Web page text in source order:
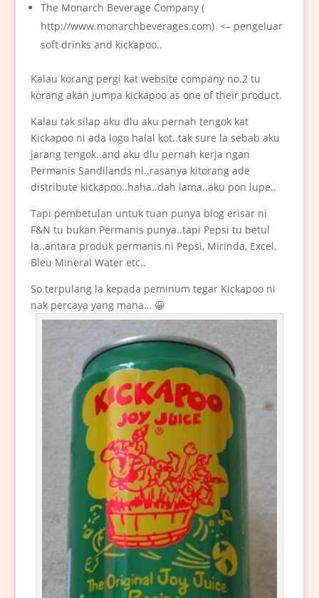
The Monarch Beverage Company (
http://www.monarchbeverages.com) <– pengeluar
soft drinks and kickapoo..
Kalau korang pergi kat website company no.2 tu
korang akan jumpa kickapoo as one of their product.
Kalau tak silap aku dlu aku pernah tengok kat
Kickapoo ni ada logo halal kot..tak sure la sebab aku
jarang tengok..and aku dlu pernah kerja ngan
Permanis Sandilands ni..rasanya kitorang ade
distribute kickapoo..haha..dah lama..aku pon lupe..
Tapi pembetulan untuk tuan punya blog erisar ni
F&N tu bukan Permanis punya..tapi Pepsi tu betul
la..antara produk permanis ni Pepsi, Mirinda, Excel,
Bleu Mineral Water etc..
So terpulang la kepada peminum tegar Kickapoo ni
nak percaya yang mana… 😀